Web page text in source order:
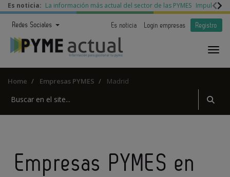
Es noticia: La información más actual del sector de las PYMES Impulso a
Redes Sociales Es noticia Login empresas Registro
Home Empresas PYMES Madrid
Empresas PYMES en